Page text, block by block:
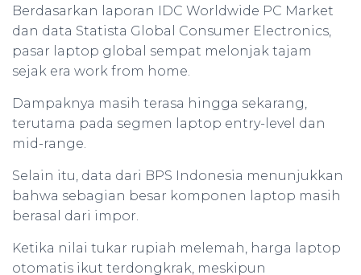
Berdasarkan laporan IDC Worldwide PC Market
dan data Statista Global Consumer Electronics,
pasar laptop global sempat melonjak tajam
sejak era work from home.
Dampaknya masih terasa hingga sekarang,
terutama pada segmen laptop entry-level dan
mid-range.
Selain itu, data dari BPS Indonesia menunjukkan
bahwa sebagian besar komponen laptop masih
berasal dari impor.
Ketika nilai tukar rupiah melemah, harga laptop
otomatis ikut terdongkrak, meskipun